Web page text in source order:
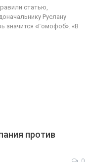
статью,
Руслану
значится «Гомофоб». «В
против